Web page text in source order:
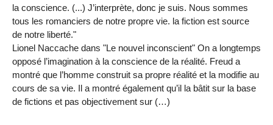
la conscience. (...) J’interprète, donc je suis. Nous sommes
tous les romanciers de notre propre vie. la fiction est source
de notre liberté."
Lionel Naccache dans "Le nouvel inconscient" On a longtemps
opposé l’imagination à la conscience de la réalité. Freud a
montré que l’homme construit sa propre réalité et la modifie au
cours de sa vie. Il a montré également qu’il la bâtit sur la base
de fictions et pas objectivement sur (…)